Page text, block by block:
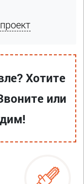
Хотите
или